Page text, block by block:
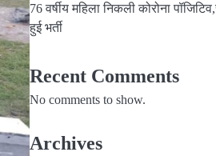
76 वर्षीय महिला निकली कोरोना
हुई भर्ती
Recent Comments
No comments to show.
Archives